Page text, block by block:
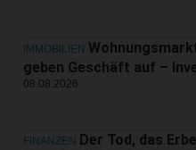
IMMOBILIEN
geben Geschäft auf –
08.08.2026
FINANZEN
Der Tod, das